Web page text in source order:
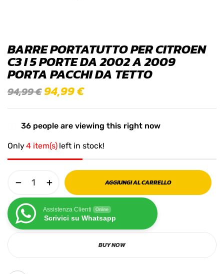
BARRE PORTATUTTO PER CITROEN
C3 I 5 PORTE DA 2002 A 2009
PORTA PACCHI DA TETTO
94,99€ 94,99€
36 people are viewing this right now
Only4 item(s) left in stock!
AGGIUNGI AL CARRELLO
Assistenza Clienti Online
Scrivici su Whatsapp
BUY NOW